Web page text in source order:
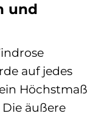
und
auf jedes
Höchstmaß
äußere